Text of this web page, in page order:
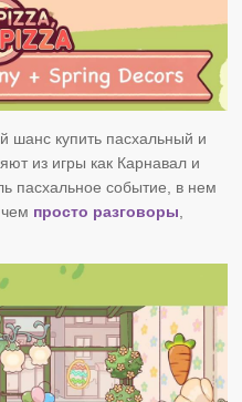
шанс купить пасхальный и
из игры как Карнавал и
пасхальное событие, в нем
просто разговоры,